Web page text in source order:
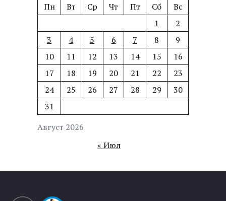
Август 2026
Пн Вт Ср Чт Пт Сб
Вс
1
2
3
4 5 6 7 8
9
10
11 12 13 14 15
16
17
18 19 20 21 22
23
24
25 26 27 28 29
30
31
« Июл